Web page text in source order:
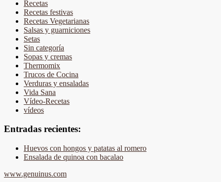
Recetas
Recetas festivas
Recetas Vegetarianas
Salsas y guarniciones
Setas
Sin categoría
Sopas y cremas
Thermomix
Trucos de Cocina
Verduras y ensaladas
Vida Sana
Vídeo-Recetas
vídeos
Entradas recientes:
Huevos con hongos y patatas al romero
Ensalada de quinoa con bacalao
www.genuinus.com